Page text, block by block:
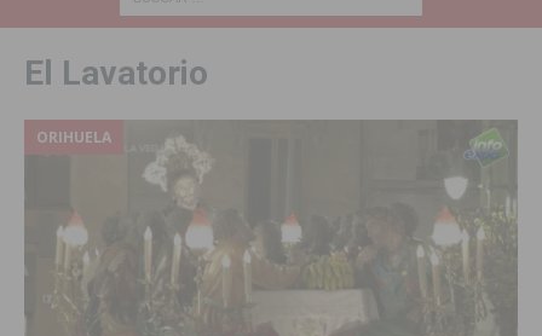
El Lavatorio
ORIHUELA